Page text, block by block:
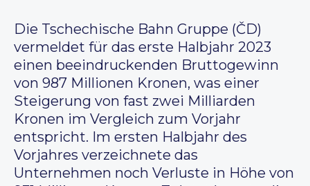
Die Tschechische Bahn Gruppe (ČD)
vermeldet für das erste Halbjahr 2023
einen beeindruckenden Bruttogewinn
von 987 Millionen Kronen, was einer
Steigerung von fast zwei Milliarden
Kronen im Vergleich zum Vorjahr
entspricht. Im ersten Halbjahr des
Vorjahres verzeichnete das
Unternehmen noch Verluste in Höhe von